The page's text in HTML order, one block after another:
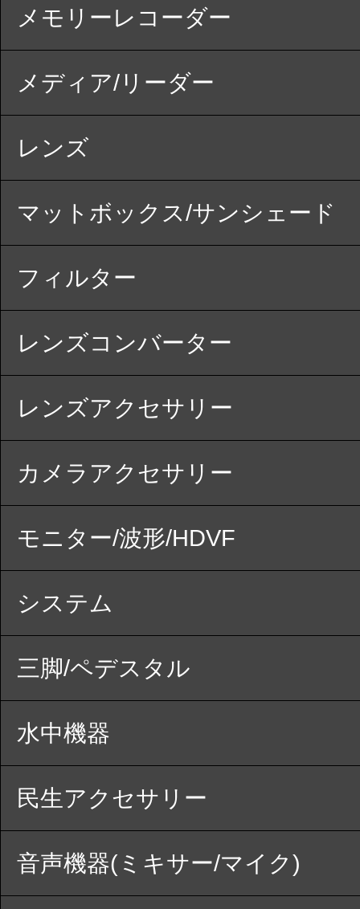
メモリーレコーダー
メディア/リーダー
レンズ
マットボックス/サンシェード
フィルター
レンズコンバーター
レンズアクセサリー
カメラアクセサリー
モニター/波形/HDVF
システム
三脚/ペデスタル
水中機器
民生アクセサリー
音声機器(ミキサー/マイク)